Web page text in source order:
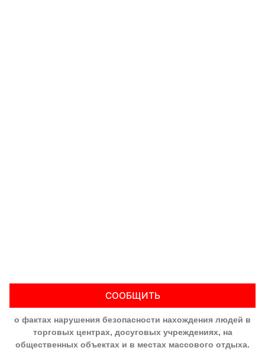
СООБЩИТЬ
о фактах нарушения безопасности нахождения людей в
торговых центрах, досуговых учреждениях, на
общественных объектах и в местах массового отдыха.